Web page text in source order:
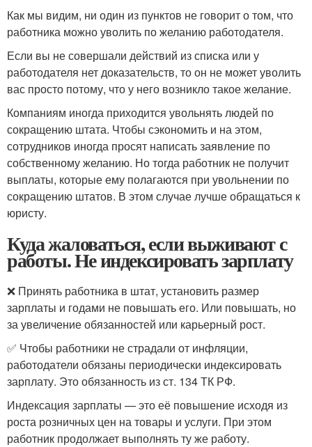
Как мы видим, ни один из пунктов не говорит о том, что
работника можно уволить по желанию работодателя.
Если вы не совершали действий из списка или у
работодателя нет доказательств, то он не может уволить
вас просто потому, что у него возникло такое желание.
Компаниям иногда приходится увольнять людей по
сокращению штата. Чтобы сэкономить и на этом,
сотрудников иногда просят написать заявление по
собственному желанию. Но тогда работник не получит
выплаты, которые ему полагаются при увольнении по
сокращению штатов. В этом случае лучше обращаться к
юристу.
Куда жаловаться, если выживают с
работы. Не индексировать зарплату
❌ Принять работника в штат, установить размер
зарплаты и годами не повышать его. Или повышать, но
за увеличение обязанностей или карьерный рост.
✅ Чтобы работники не страдали от инфляции,
работодатели обязаны периодически индексировать
зарплату. Это обязанность из ст. 134 ТК РФ.
Индексация зарплаты — это её повышение исходя из
роста розничных цен на товары и услуги. При этом
работник продолжает выполнять ту же работу.